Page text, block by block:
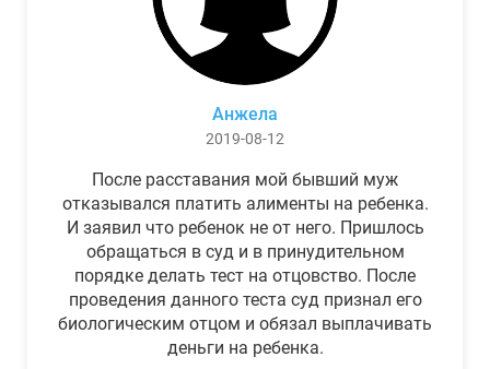
Анжела
2019-08-12
После расставания мой бывший муж
отказывался платить алименты на ребенка.
И заявил что ребенок не от него. Пришлось
обращаться в суд и в принудительном
порядке делать тест на отцовство. После
проведения данного теста суд признал его
биологическим отцом и обязал выплачивать
деньги на ребенка.